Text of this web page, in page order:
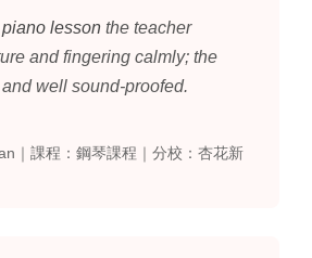
piano lesson the teacher
and fingering calmly; the
well sound‑proofed.
｜課程：鋼琴課程｜分校：杏花新